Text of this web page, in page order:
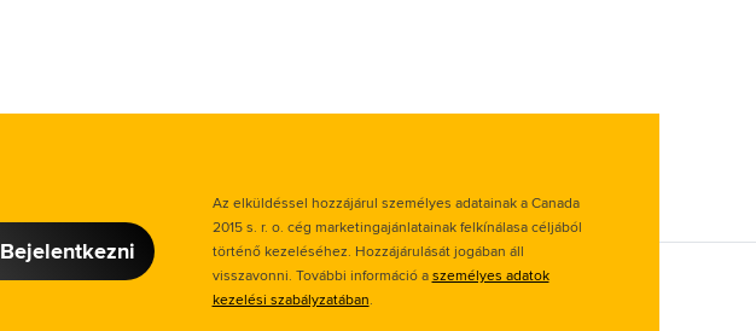
Bejelentkezni
Az elküldéssel hozzájárul személyes adatainak a Canada
2015 s. r. o. cég marketingajánlatainak felkínálasa céljából
történő kezeléséhez. Hozzájárulását jogában áll
visszavonni. További információ aszemélyes adatok
kezelési szabályzatában.